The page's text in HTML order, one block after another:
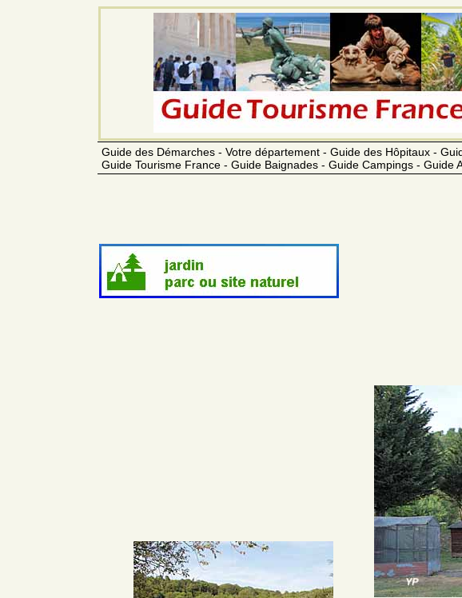
Guide des Démarches - Votre département - Guide des Hôpitaux -
Guide Tourisme France - Guide Baignades - Guide Campings - Guide